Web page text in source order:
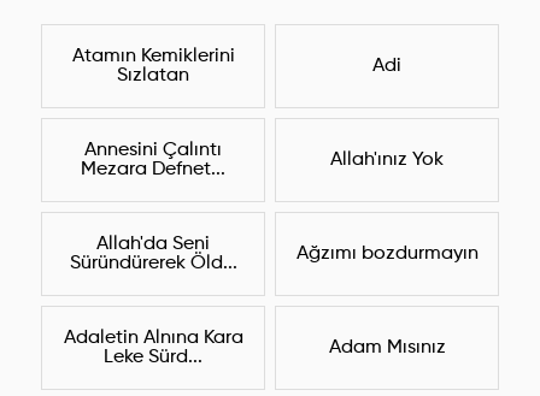
Atamın Kemiklerini
Sızlatan
Adi
Annesini Çalıntı
Mezara Defnet...
Allah'ınız Yok
Allah'da Seni
Süründürerek Öld...
Ağzımı bozdurmayın
Adaletin Alnına Kara
Leke Sürd...
Adam Mısınız